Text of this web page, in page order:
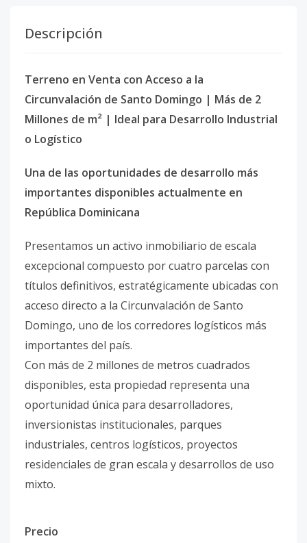
Descripción
Terreno en Venta con Acceso a la
Circunvalación de Santo Domingo | Más de 2
Millones de m² | Ideal para Desarrollo Industrial
o Logístico
Una de las oportunidades de desarrollo más
importantes disponibles actualmente en
República Dominicana
Presentamos un activo inmobiliario de escala
excepcional compuesto por cuatro parcelas con
títulos definitivos, estratégicamente ubicadas con
acceso directo a la Circunvalación de Santo
Domingo, uno de los corredores logísticos más
importantes del país.
Con más de 2 millones de metros cuadrados
disponibles, esta propiedad representa una
oportunidad única para desarrolladores,
inversionistas institucionales, parques
industriales, centros logísticos, proyectos
residenciales de gran escala y desarrollos de uso
mixto.
Precio